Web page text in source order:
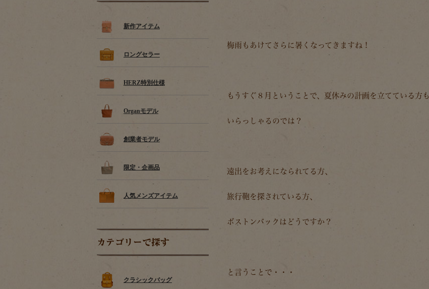
新作アイテム
ロングセラー
HERZ特別仕様
Organモデル
創業者モデル
限定・企画品
人気メンズアイテム
カテゴリーで探す
クラシックバッグ
梅雨もあけてさらに暑くなってきますね！
もうすぐ８月ということで、夏休みの計画を立てている方も
いらっしゃるのでは？
遠出をお考えになられてる方、
旅行鞄を探されている方、
ボストンバックはどうですか？
と言うことで・・・